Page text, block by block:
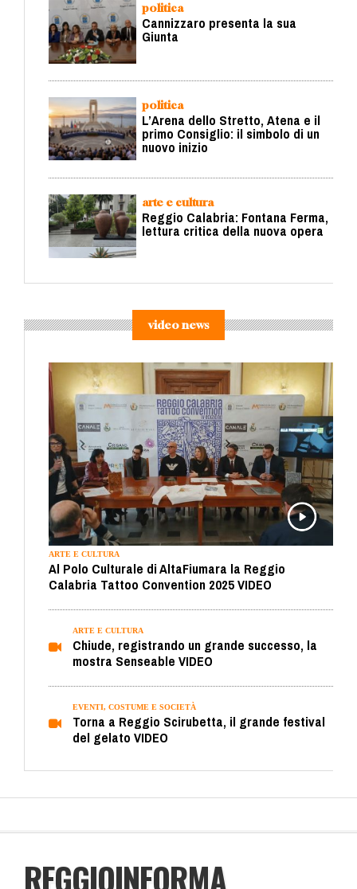
politica
Cannizzaro presenta la sua
Giunta
politica
L’Arena dello Stretto, Atena e il
primo Consiglio: il simbolo di un
nuovo inizio
arte e cultura
Reggio Calabria: Fontana Ferma,
lettura critica della nuova opera
video news
ARTE E CULTURA
Al Polo Culturale di AltaFiumara la Reggio
Calabria Tattoo Convention 2025 VIDEO
ARTE E CULTURA
Chiude, registrando un grande successo, la
mostra Senseable VIDEO
EVENTI, COSTUME E SOCIETÀ
Torna a Reggio Scirubetta, il grande festival
del gelato VIDEO
REGGIOINFORMA